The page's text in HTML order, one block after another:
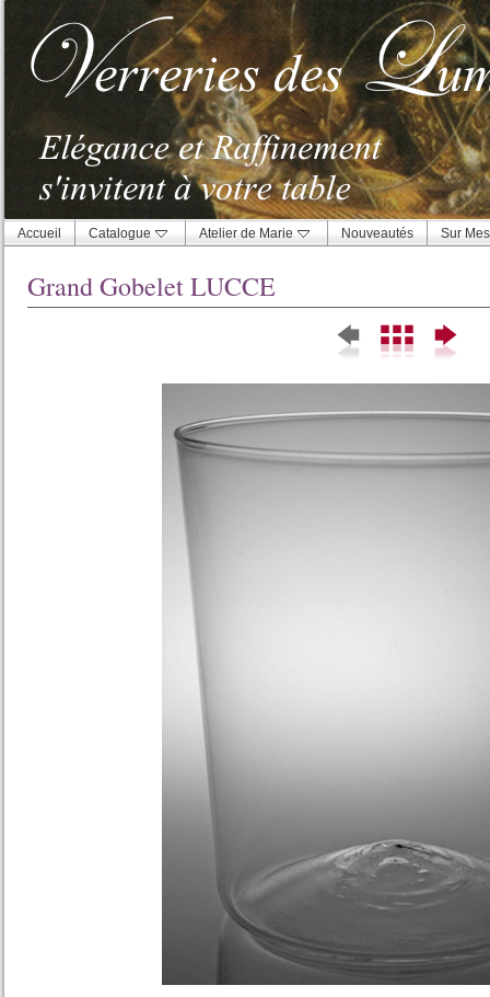
Accueil Catalogue Atelier de Marie Nouveautés Sur
Grand Gobelet LUCCE